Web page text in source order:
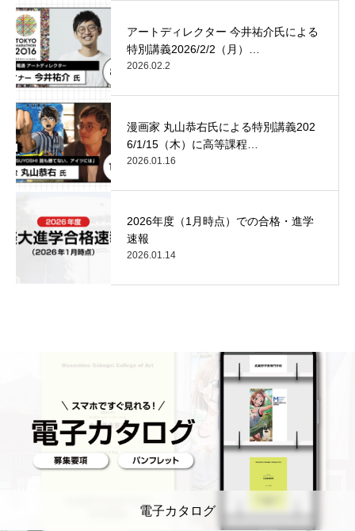
アートディレクター 今井祐介氏による
特別講義2026/2/2（月）…
2026.02.2
漫画家 丸山恭右氏による特別講義202
6/1/15（木）に高等課程…
2026.01.16
2026年度（1月時点）での合格・進学
速報
2026.01.14
電子カタログ